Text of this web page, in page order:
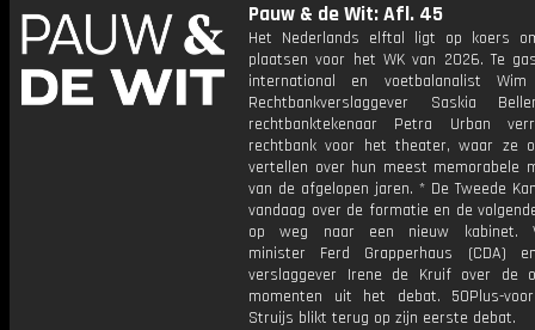
Pauw & de Wit: Afl. 45
Het Nederlands elftal ligt op koers
plaatsen voor het WK van 2026. Te
international en voetbalanalist
Rechtbankverslaggever Saskia
rechtbanktekenaar Petra Urban
rechtbank voor het theater, waar ze
vertellen over hun meest memorabele
van de afgelopen jaren. * De Tweede
vandaag over de formatie en de
op weg naar een nieuw kabinet.
minister Ferd Grapperhaus (CDA)
verslaggever Irene de Kruif over de
momenten uit het debat. 50Plus-
Struijs blikt terug op zijn eerste debat.